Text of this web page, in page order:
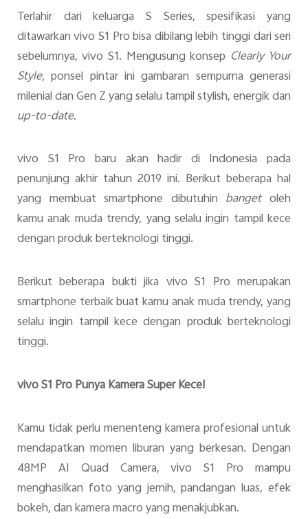
Terlahir dari keluarga S Series, spesifikasi yang
ditawarkan vivo S1 Pro bisa dibilang lebih tinggi dari seri
sebelumnya, vivo S1. Mengusung konsep Clearly Your
Style, ponsel pintar ini gambaran sempurna generasi
milenial dan Gen Z yang selalu tampil stylish, energik dan
up-to-date.
vivo S1 Pro baru akan hadir di Indonesia pada
penunjung akhir tahun 2019 ini. Berikut beberapa hal
yang membuat smartphone dibutuhin bangetoleh
kamu anak muda trendy, yang selalu ingin tampil kece
dengan produk berteknologi tinggi.
Berikut beberapa bukti jika vivo S1 Pro merupakan
smartphone terbaik buat kamu anak muda trendy, yang
selalu ingin tampil kece dengan produk berteknologi
tinggi.
vivo S1 Pro Punya Kamera Super Kece!
Kamu tidak perlu menenteng kamera profesional untuk
mendapatkan momen liburan yang berkesan. Dengan
48MP AI Quad Camera, vivo S1 Pro mampu
menghasilkan foto yang jernih, pandangan luas, efek
bokeh, dan kamera macro yang menakjubkan.